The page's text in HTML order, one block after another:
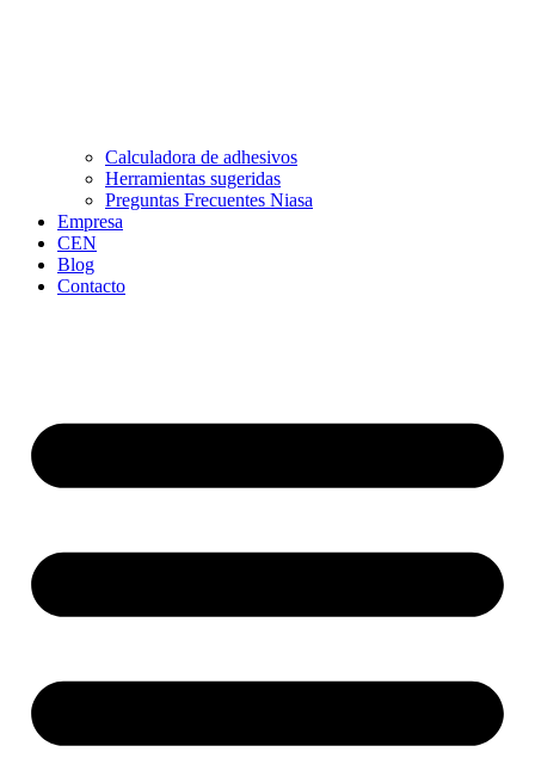
Calculadora de adhesivos
Herramientas sugeridas
Preguntas Frecuentes Niasa
Empresa
CEN
Blog
Contacto